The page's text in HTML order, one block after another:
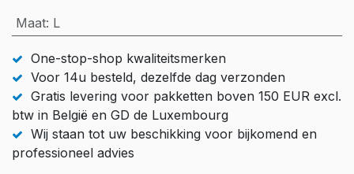
Maat: L
One-stop-shop kwaliteitsmerken
Voor 14u besteld, dezelfde dag verzonden
Gratis levering voor pakketten boven 150 EUR excl.
btw in België en GD de Luxembourg
Wij staan tot uw beschikking voor bijkomend en
professioneel advies